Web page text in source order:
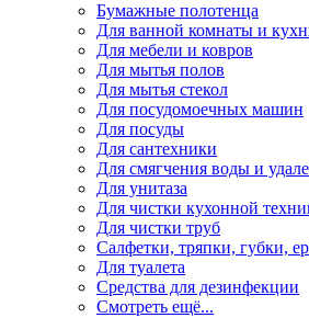
Бумажные полотенца
Для ванной комнаты и
Для мебели и ковров
Для мытья полов
Для мытья стекол
Для посудомоечных машин
Для посуды
Для сантехники
Для смягчения воды и
Для унитаза
Для чистки кухонной
Для чистки труб
Салфетки, тряпки, губки,
Для туалета
Средства для дезинфекции
Смотреть ещё...